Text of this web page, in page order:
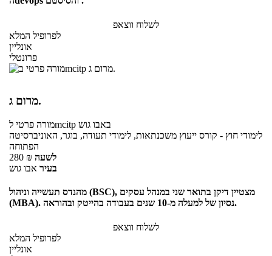
לשלוח ווצאפ
לפרופיל המלא
אונליין
פרונטלי
מרום ג.
מורה פרטילmcitp באבו גוש
לימודי חוץ - קורס ייעוץ משכנתאות, לימודי תעודה, בוגר, האוניברסיטה
הפתוחה
280 ₪ לשעה
בעיר אבו גוש
מהנדס תעשייה וניהול (BSC), מצטיין דיקן בתואר שני במנהל עסקים
(MBA). נסיון של למעלה מ-10 שנים בעבודה בהייטק ובהוראה.
לשלוח ווצאפ
לפרופיל המלא
אונליין